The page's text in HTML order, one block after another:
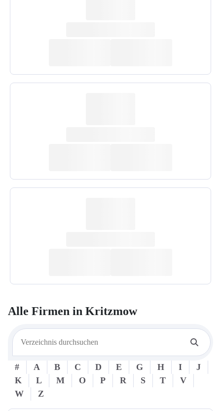
Alle Firmen in Kritzmow
# A B C D E G H I
J
K
L M O P R S T
V
W
Z